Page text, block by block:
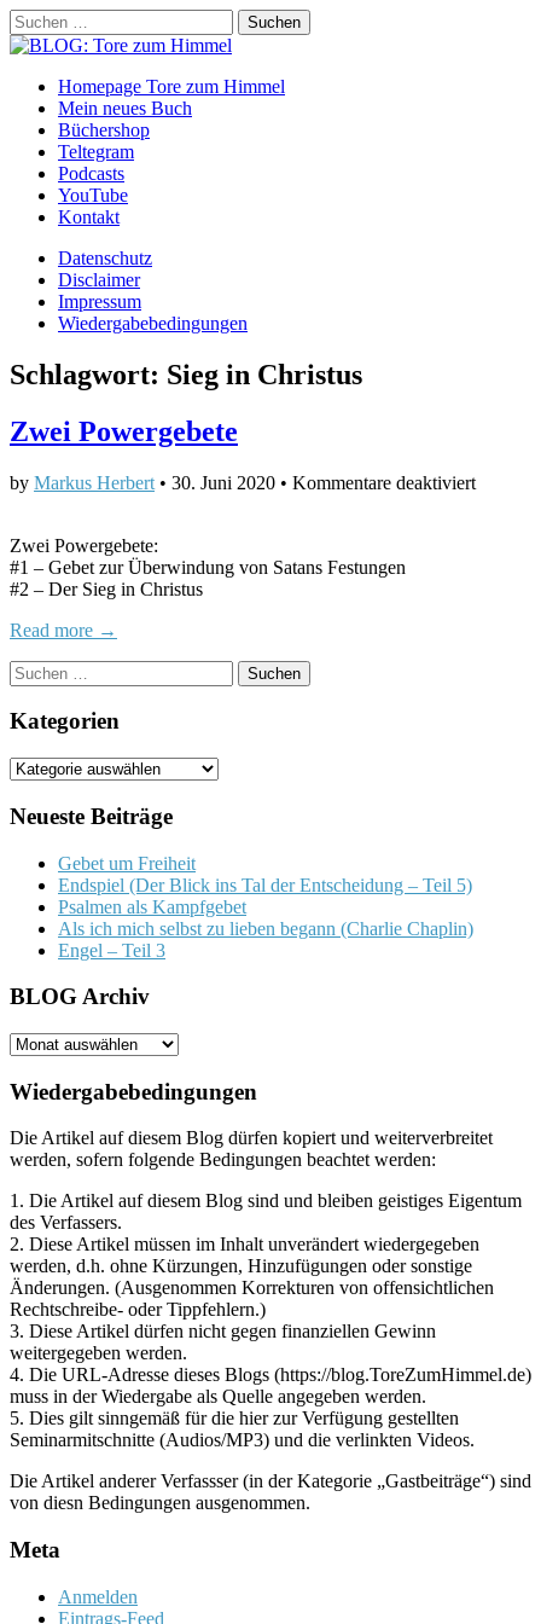
Suchen
nach:
Main
menu
Skip
content
Homepage Tore zum Himmel
Mein neues Buch
Büchershop
Teltegram
Podcasts
YouTube
Kontakt
Sub
menu
Datenschutz
Disclaimer
Impressum
Wiedergabebedingungen
Schlagwort: Sieg in Christus
Zwei Powergebete
by Markus Herbert • 30. Juni 2020 • Kommentare deaktiviertfür
Zwei Powergebete:
#1 – Gebet zur Überwindung von Satans Festungen
#2 – Der Sieg in Christus
Read more →
Suchen
nach:
Kategorien
Kategorien
Neueste Beiträge
Gebet um Freiheit
Endspiel (Der Blick ins Tal der Entscheidung – Teil 5)
Psalmen als Kampfgebet
Als ich mich selbst zu lieben begann (Charlie Chaplin)
Engel – Teil 3
BLOG Archiv
BLOG
Wiedergabebedingungen
Die Artikel auf diesem Blog dürfen kopiert und weiterverbreitet
werden, sofern folgende Bedingungen beachtet werden:
1. Die Artikel auf diesem Blog sind und bleiben geistiges Eigentum
des Verfassers.
2. Diese Artikel müssen im Inhalt unverändert wiedergegeben
werden, d.h. ohne Kürzungen, Hinzufügungen oder sonstige
Änderungen. (Ausgenommen Korrekturen von offensichtlichen
Rechtschreibe- oder Tippfehlern.)
3. Diese Artikel dürfen nicht gegen finanziellen Gewinn
weitergegeben werden.
4. Die URL-Adresse dieses Blogs (https://blog.ToreZumHimmel.de)
muss in der Wiedergabe als Quelle angegeben werden.
5. Dies gilt sinngemäß für die hier zur Verfügung gestellten
Seminarmitschnitte (Audios/MP3) und die verlinkten Videos.
Die Artikel anderer Verfassser (in der Kategorie „Gastbeiträge“) sind
von diesn Bedingungen ausgenommen.
Meta
Anmelden
Eintrags-Feed